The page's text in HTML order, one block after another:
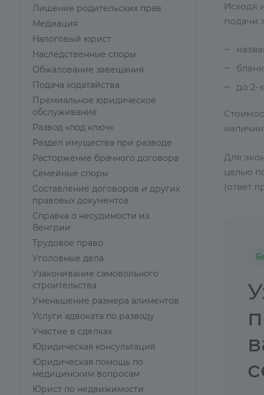
Исходя
подачи
до 2-
Для
целью
(ответ
Лишение родительских прав
Медиация
Налоговый юрист
Наследственные споры
Обжалование завещания
Подача ходатайства
Премиальное юридическое
обслуживание
Развод «под ключ»
Раздел имущества при разводе
Расторжение брачного договора
Семейные споры
Составление договоров и других
правовых документов
Справка о несудимости из
Венгрии
Трудовое право
Уголовные дела
Узаконивание самовольного
строительства
Уменьшение размера алиментов
Услуги адвоката по разводу
Участие в сделках
Юридическая консультация
Юридическая помощь по
медицинским вопросам
Юрист по недвижимости